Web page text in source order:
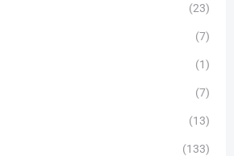
(23)
(7)
(1)
(7)
(13)
(133)